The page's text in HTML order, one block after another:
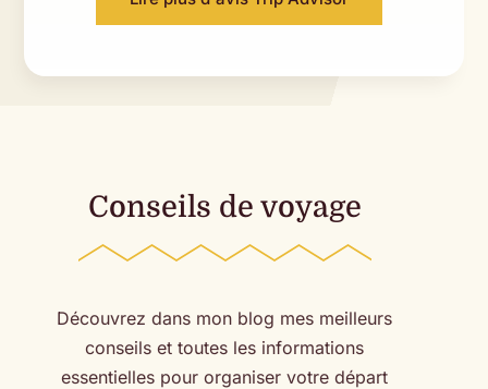
Conseils de voyage
Découvrez dans mon blog mes meilleurs
conseils et toutes les informations
essentielles pour organiser votre départ